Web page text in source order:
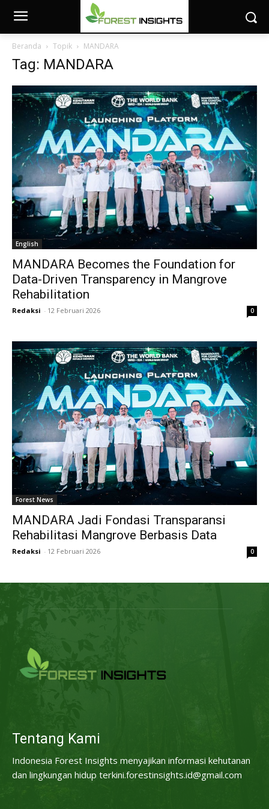
Beranda Topik MANDARA
Tag: MANDARA
English
MANDARA Becomes the Foundation for
Data-Driven Transparency in Mangrove
Rehabilitation
Redaksi - 12 Februari 2026 0
Forest News
MANDARA Jadi Fondasi Transparansi
Rehabilitasi Mangrove Berbasis Data
Redaksi - 12 Februari 2026 0
Tentang Kami
Indonesia Forest Insights menyajikan informasi kehutanan
dan lingkungan hidup terkini.forestinsights.id@gmail.com